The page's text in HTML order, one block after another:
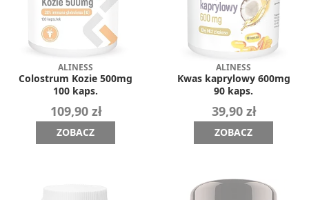
ALINESS
Colostrum Kozie 500mg
100 kaps.
109,90 zł
ZOBACZ
ALINESS
Kwas kaprylowy 600mg
90 kaps.
39,90 zł
ZOBACZ